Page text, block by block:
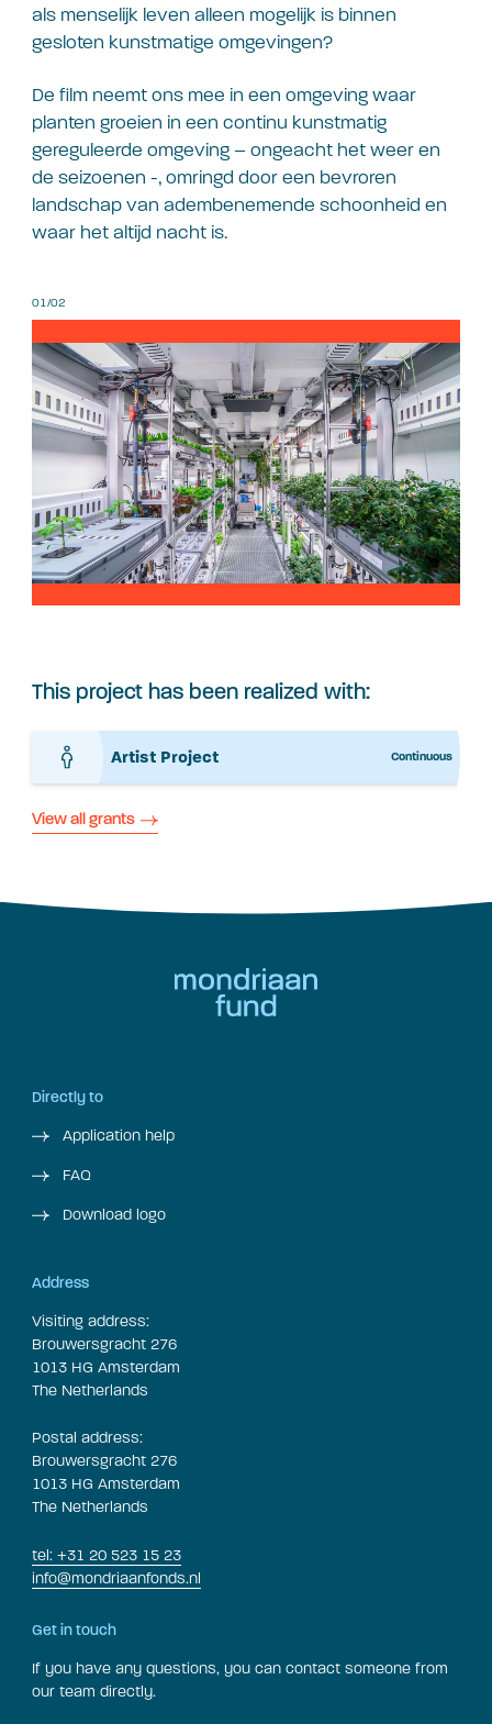
als menselijk leven alleen mogelijk is binnen
gesloten kunstmatige omgevingen?
De film neemt ons mee in een omgeving waar
planten groeien in een continu kunstmatig
gereguleerde omgeving – ongeacht het weer en
de seizoenen -, omringd door een bevroren
landschap van adembenemende schoonheid en
waar het altijd nacht is.
01/02
This project has been realized with:
Artist Project Continuous
View all grants
Directly to
Application help
FAQ
Download logo
Address
Visiting address:
Brouwersgracht 276
1013 HG Amsterdam
The Netherlands
Postal address:
Brouwersgracht 276
1013 HG Amsterdam
The Netherlands
tel: +31 20 523 15 23
info@mondriaanfonds.nl
Get in touch
If you have any questions, you can contact someone from
our team directly.